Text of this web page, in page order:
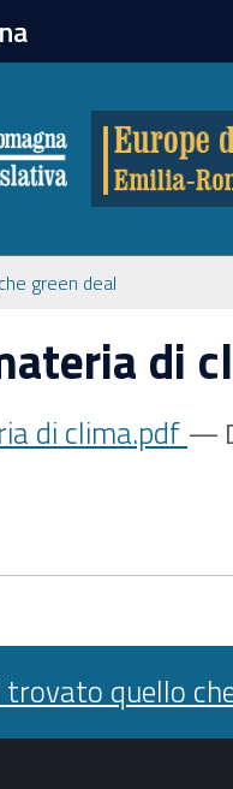
green deal
di
di clima.pdf —
twitter
quello